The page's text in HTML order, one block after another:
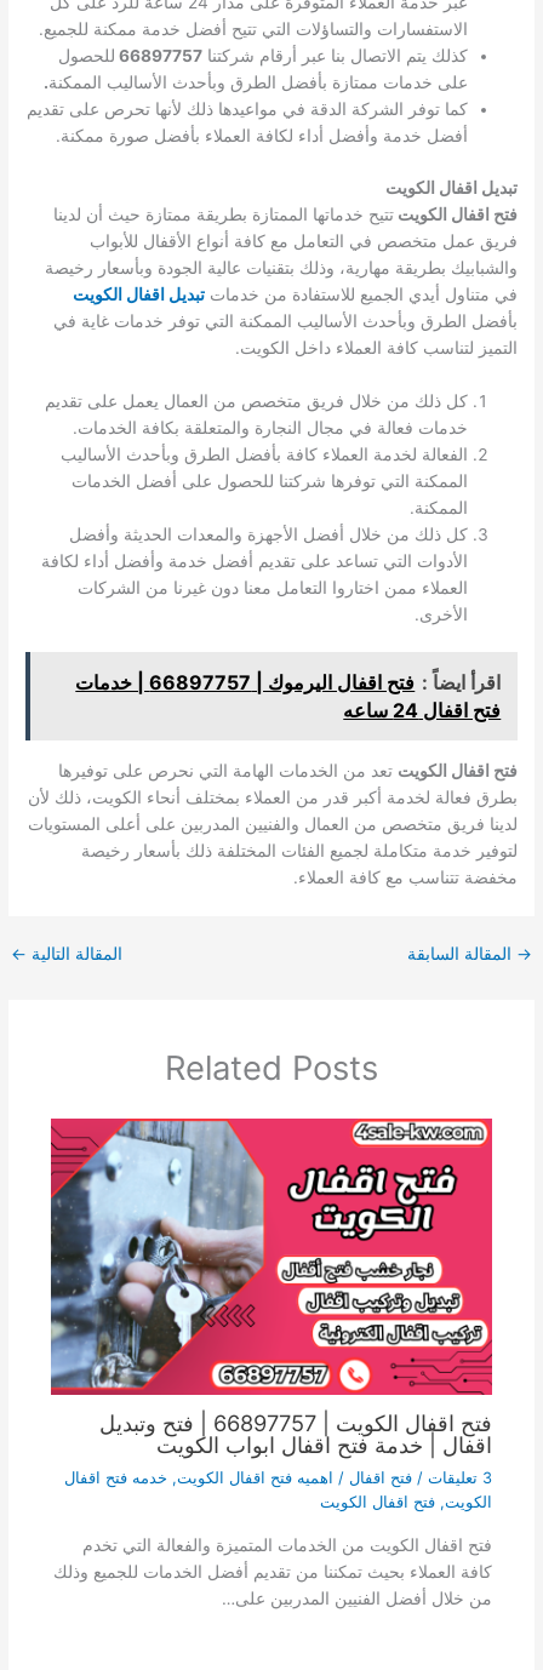
الاستفسارات والتساؤلات التي تتيح أفضل خدمة ممكنة للجميع.
كذلك يتم الاتصال بنا عبر أرقام شركتنا66897757 للحصول
على خدمات ممتازة بأفضل الطرق وبأحدث الأساليب الممكنة.
كما توفر الشركة الدقة في مواعيدها ذلك لأنها تحرص على تقديم
أفضل خدمة وأفضل أداء لكافة العملاء بأفضل صورة ممكنة.
تبديل اقفال الكويت
فتح اقفال الكويتتتيح خدماتها الممتازة بطريقة ممتازة حيث أن لدينا
فريق عمل متخصص في التعامل مع كافة أنواع الأقفال للأبواب
والشبابيك بطريقة مهارية، وذلك بتقنيات عالية الجودة وبأسعار رخيصة
في متناول أيدي الجميع للاستفادة من خدماتتبديل اقفال الكويت
بأفضل الطرق وبأحدث الأساليب الممكنة التي توفر خدمات غاية في
التميز لتناسب كافة العملاء داخل الكويت.
كل ذلك من خلال فريق متخصص من العمال يعمل على تقديم
خدمات فعالة في مجال النجارة والمتعلقة بكافة الخدمات.
الفعالة لخدمة العملاء كافة بأفضل الطرق وبأحدث الأساليب
الممكنة التي توفرها شركتنا للحصول على أفضل الخدمات
الممكنة.
كل ذلك من خلال أفضل الأجهزة والمعدات الحديثة وأفضل
الأدوات التي تساعد على تقديم أفضل خدمة وأفضل أداء لكافة
العملاء ممن اختاروا التعامل معنا دون غيرنا من الشركات
الأخرى.
اقرأ ايضاً :
فتح اقفال اليرموك | 66897757 | خدمات
فتح اقفال 24 ساعه
فتح اقفال الكويت تعد من الخدمات الهامة التي نحرص على توفيرها
بطرق فعالة لخدمة أكبر قدر من العملاء بمختلف أنحاء الكويت، ذلك لأن
لدينا فريق متخصص من العمال والفنيين المدربين على أعلى المستويات
لتوفير خدمة متكاملة لجميع الفئات المختلفة ذلك بأسعار رخيصة
مخفضة تتناسب مع كافة العملاء.
→ المقالة السابقة المقالة التالية ←
Related Posts
فتح اقفال الكويت | 66897757 | فتح وتبديل
اقفال | خدمة فتح اقفال ابواب الكويت
3 تعليقات / فتح اقفال / اهميه فتح اقفال الكويت, خدمه فتح اقفال
الكويت, فتح اقفال الكويت
فتح اقفال الكويت من الخدمات المتميزة والفعالة التي تخدم
كافة العملاء بحيث تمكننا من تقديم أفضل الخدمات للجميع وذلك
من خلال أفضل الفنيين المدربين على…